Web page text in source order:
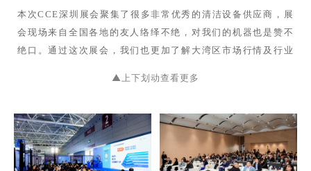
本次CCE深圳展会聚集了很多非常优秀的清洁设备供应商，展
会现场来自全国各地的友人络绎不绝，对我们的机器也是赞不
绝口。通过这次展会，我们也更加了解大湾区市场行情及行业
洁干净的世界而持续努力！
▲上下划动查看更多